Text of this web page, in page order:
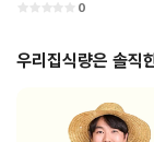
0
우리집식량은 솔직